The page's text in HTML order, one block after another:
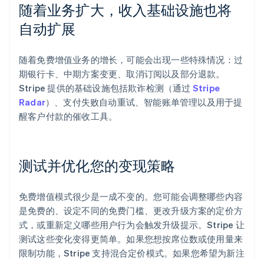
随着业务扩大，收入基础设施也将
自动扩展
随着免费增值业务的增长，可能会出现一些特殊情况：过
期银行卡、中期方案变更、取消订阅以及部分退款。
Stripe 提供的基础设施包括欺诈检测（通过 Stripe
Radar）、支付失败自动重试、智能账单管理以及用于提
醒客户付款的催收工具。
测试并优化您的变现策略
免费增值模式很少是一成不变的。您可能会调整哪些内容
是免费的、设定不同的免费门槛、更改升级方案的定价方
式，或重新定义哪些用户行为会触发升级提示。Stripe 让
测试这些变化变得更简单。如果您想按席位数或使用量来
限制功能，Stripe 支持混合定价模式。如果您希望为新注